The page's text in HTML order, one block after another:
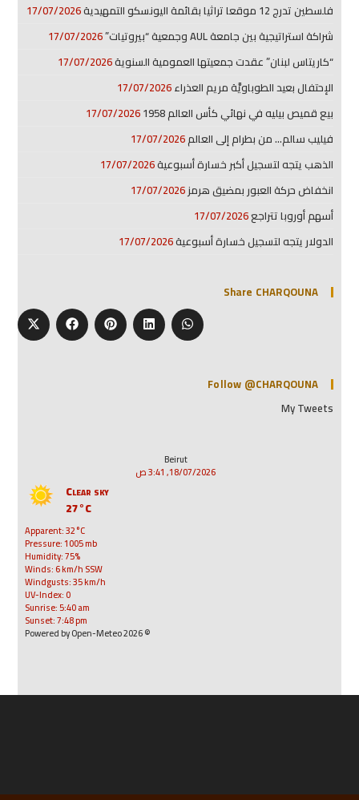
فلسطين تدرج 12 موقعا تراثيا بقائمة اليونسكو التمهيدية
17/07/2026
شراكة استراتيجية بين جامعة AUL وجمعية “بيروتيات”
17/07/2026
“كاريتاس لبنان” عقدت جمعيتها العمومية السنوية17/07/2026
الإحتفال بعيد الطوباويَّة مريم العذراء17/07/2026
بيع قميص بيليه في نهائي كأس العالم 1958
17/07/2026
فيليب سالم… من بطرام إلى العالم17/07/2026
الذهب يتجه لتسجيل أكبر خسارة أسبوعية17/07/2026
انخفاض حركة العبور بمضيق هرمز17/07/2026
أسهم أوروبا تتراجع17/07/2026
الدولار يتجه لتسجيل خسارة أسبوعية17/07/2026
Share CHARQOUNA
Follow @CHARQOUNA
My Tweets
Beirut
18/07/2026, 3:41 ص
Clear sky
27°C
Apparent: 32°C
Pressure: 1005 mb
Humidity: 75%
Winds: 6 km/h SSW
Windgusts: 35 km/h
UV-Index: 0
Sunrise: 5:40 am
Sunset: 7:48 pm
© 2026 Powered by Open-Meteo